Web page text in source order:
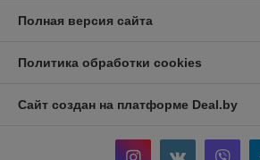
Полная версия сайта
Политика обработки cookies
Сайт создан на платформе Deal.by